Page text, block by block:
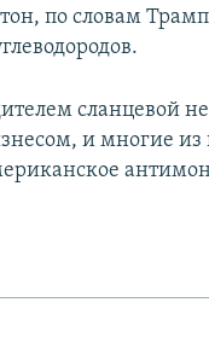
по словам
сланцевой
и многие из